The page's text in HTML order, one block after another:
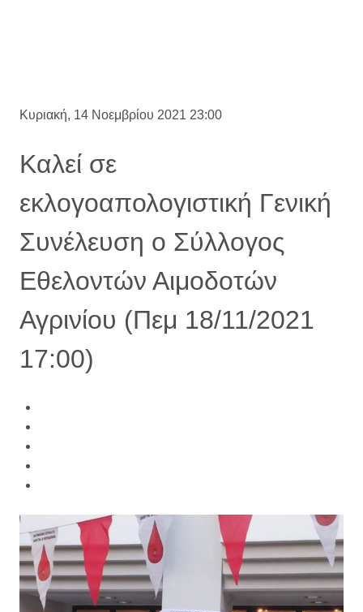
Κυριακή, 14 Νοεμβρίου 2021 23:00
Καλεί σε
εκλογοαπολογιστική Γενική
Συνέλευση ο Σύλλογος
Εθελοντών Αιμοδοτών
Αγρινίου (Πεμ 18/11/2021
17:00)